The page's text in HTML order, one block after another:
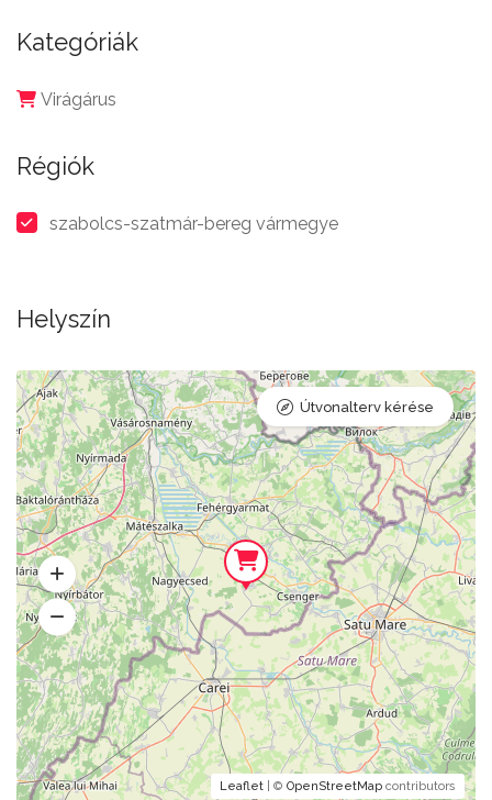
Kategóriák
Virágárus
Régiók
szabolcs-szatmár-bereg vármegye
Helyszín
Leaflet | © OpenStreetMap contributors
Útvonalterv kérése